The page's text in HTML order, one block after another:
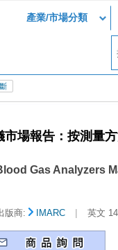
產業/市場分類
場報告：按測量
Gas Analyzers
版商: IMARC | 英文